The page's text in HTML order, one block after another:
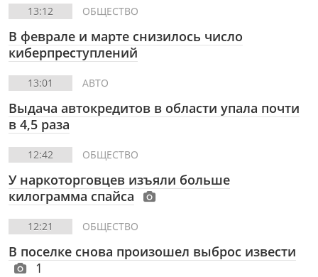
13:12 ОБЩЕСТВО
В феврале и марте снизилось число
киберпреступлений
13:01 АВТО
Выдача автокредитов в области упала почти
в 4,5 раза
12:42 ОБЩЕСТВО
У наркоторговцев изъяли больше
килограмма спайса
12:21 ОБЩЕСТВО
В поселке снова произошел выброс извести
1